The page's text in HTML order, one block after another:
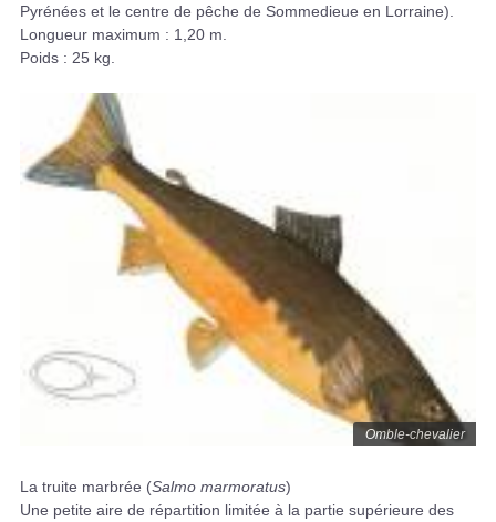
Pyrénées et le centre de pêche de Sommedieue en Lorraine).
Longueur maximum : 1,20 m.
Poids : 25 kg.
Omble-chevalier
La truite marbrée (Salmo marmoratus)
Une petite aire de répartition limitée à la partie supérieure des